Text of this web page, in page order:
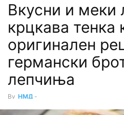
Вкусни и меки
крцкава тенка
оригинален
германски
лепчиња
By НМД -